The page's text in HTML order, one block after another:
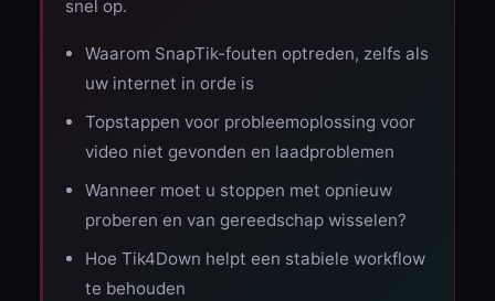
snel op.
Waarom SnapTik-fouten optreden, zelfs als
uw internet in orde is
Topstappen voor probleemoplossing voor
video niet gevonden en laadproblemen
Wanneer moet u stoppen met opnieuw
proberen en van gereedschap wisselen?
Hoe Tik4Down helpt een stabiele workflow
te behouden